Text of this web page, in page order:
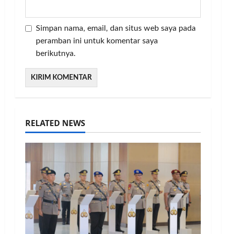
Simpan nama, email, dan situs web saya pada
peramban ini untuk komentar saya
berikutnya.
RELATED NEWS